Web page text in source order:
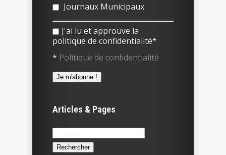
Journaux Municipaux
J'ai lu et approuve la
politique de confidentialité*
* Politique de confidentialité
Articles & Pages
Rechercher :